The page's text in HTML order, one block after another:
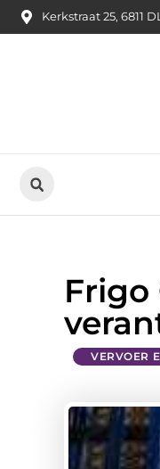
Kerkstraat 25, 6811
Frigo
VERVOER